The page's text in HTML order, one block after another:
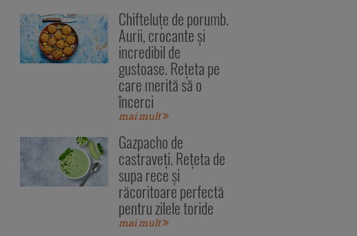
Chifteluțe de porumb.
Aurii, crocante și
incredibil de
gustoase. Rețeta pe
care merită să o
încerci
mai mult
Gazpacho de
castraveți. Rețeta de
supa rece și
răcoritoare perfectă
pentru zilele toride
mai mult